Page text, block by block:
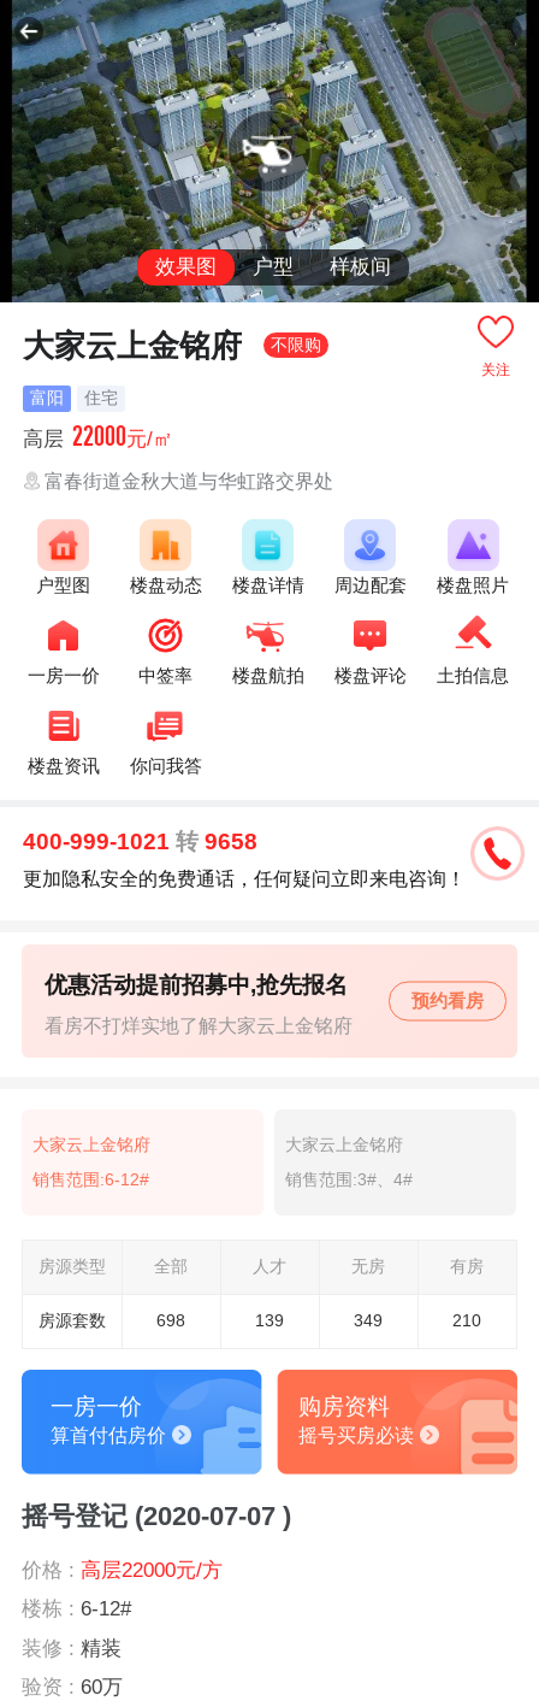
效果图 户型 样板间
关注
大家云上金铭府 不限购
富阳 住宅
高层 22000元/㎡
富春街道金秋大道与华虹路交界处
户型图 楼盘动态 楼盘详情 周边配套 楼盘照片
一房一价 中签率 楼盘航拍 楼盘评论 土拍信息
楼盘资讯 你问我答
400-999-1021转 9658
更加隐私安全的免费通话，任何疑问立即来电咨询！
看房不打烊实地了解大家云上金铭府
优惠活动提前招募中,抢先报名
预约看房
大家云上金铭府
销售范围:6-12#
大家云上金铭府
销售范围:3#、4#
房源类型 全部 人才 无房 有房
房源套数 698 139 349 210
一房一价
算首付估房价
购房资料
摇号买房必读
摇号登记 (2020-07-07 )
价格 : 高层22000元/方
楼栋 : 6-12#
装修 : 精装
验资 : 60万